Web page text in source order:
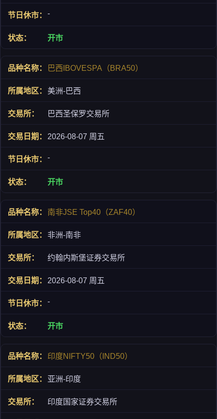
-
开市
巴西IBOVESPA（BRA50）
美洲-巴西
巴西圣保罗交易所
2026-08-07 周五
-
开市
南非JSE Top40（ZAF40）
非洲-南非
约翰内斯堡证券交易所
2026-08-07 周五
-
开市
印度NIFTY50（IND50）
亚洲-印度
印度国家证券交易所